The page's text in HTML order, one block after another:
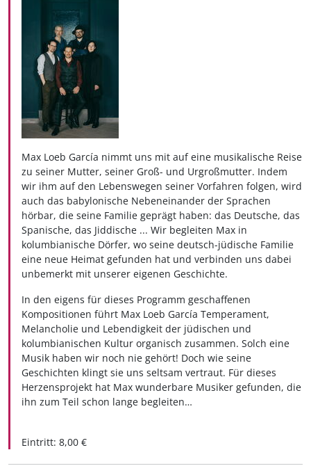
Max Loeb García nimmt uns mit auf eine musikalische Reise
zu seiner Mutter, seiner Groß- und Urgroßmutter. Indem
wir ihm auf den Lebenswegen seiner Vorfahren folgen, wird
auch das babylonische Nebeneinander der Sprachen
hörbar, die seine Familie geprägt haben: das Deutsche, das
Spanische, das Jiddische ... Wir begleiten Max in
kolumbianische Dörfer, wo seine deutsch-jüdische Familie
eine neue Heimat gefunden hat und verbinden uns dabei
unbemerkt mit unserer eigenen Geschichte.
In den eigens für dieses Programm geschaffenen
Kompositionen führt Max Loeb García Temperament,
Melancholie und Lebendigkeit der jüdischen und
kolumbianischen Kultur organisch zusammen. Solch eine
Musik haben wir noch nie gehört! Doch wie seine
Geschichten klingt sie uns seltsam vertraut. Für dieses
Herzensprojekt hat Max wunderbare Musiker gefunden, die
ihn zum Teil schon lange begleiten…
Eintritt: 8,00 €